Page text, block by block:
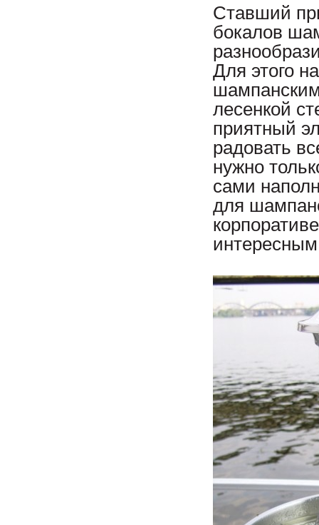
Ставший
бокалов
Для этого
лесенкой
приятный
радовать
нужно
сами
для